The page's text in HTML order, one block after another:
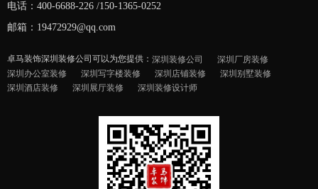
电话：400-6688-226 /150-1365-0252
邮箱：19472929@qq.com
卓马装饰深圳装修公司可以为您提供： 深圳装修公司
深圳厂房装修
深圳办公室装修
深圳写字楼装修 深圳店铺装修
深圳别墅装修
深圳酒店装修
深圳展厅装修 深圳装修设计师